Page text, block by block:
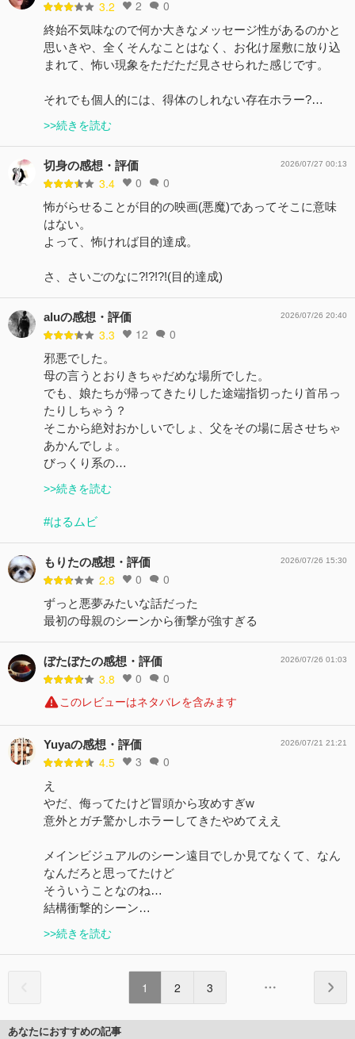
3.2 2 0
終始不気味なので何か大きなメッセージ性があるのかと
思いきや、全くそんなことはなく、お化け屋敷に放り込
まれて、怖い現象をただただ見させられた感じです。
それでも個人的には、得体のしれない存在ホラー?…
>>続きを読む
切身の感想・評価
3.4 0 0
2026/07/27 00:13
怖がらせることが目的の映画(悪魔)であってそこに意味
はない。
よって、怖ければ目的達成。
さ、さいごのなに?!?!?!(目的達成)
aluの感想・評価
3.3 12 0
2026/07/26 20:40
邪悪でした。
母の言うとおりきちゃだめな場所でした。
でも、娘たちが帰ってきたりした途端指切ったり首吊っ
たりしちゃう？
そこから絶対おかしいでしょ、父をその場に居させちゃ
あかんでしょ。
びっくり系の…
>>続きを読む
#はるムビ
もりたの感想・評価
2.8 0 0
2026/07/26 15:30
ずっと悪夢みたいな話だった
最初の母親のシーンから衝撃が強すぎる
ぼたぼたの感想・評価
3.8 0 0
2026/07/26 01:03
このレビューはネタバレを含みます
Yuyaの感想・評価
4.5 3 0
2026/07/21 21:21
え
やだ、侮ってたけど冒頭から攻めすぎw
意外とガチ驚かしホラーしてきたやめてええ
メインビジュアルのシーン遠目でしか見てなくて、なん
なんだろと思ってたけど
そういうことなのね…
結構衝撃的シーン…
>>続きを読む
1 2 3
あなたにおすすめの記事